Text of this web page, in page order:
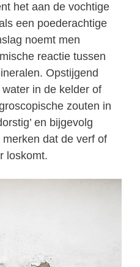
het aan de vochtige
een poederachtige
noemt men
reactie tussen
Opstijgend
in de kelder of
zouten in
en bijgevolg
dat de verf of
loskomt.